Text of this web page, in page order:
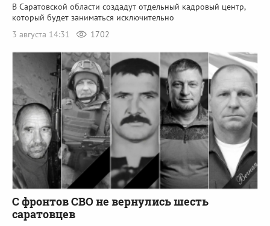
В Саратовской области создадут отдельный кадровый центр,
который будет заниматься исключительно
3 августа 14:31
1702
С фронтов СВО не вернулись шесть
саратовцев